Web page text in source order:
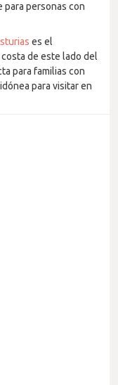
para personas con
es el
de este lado del
para familias con
para visitar en